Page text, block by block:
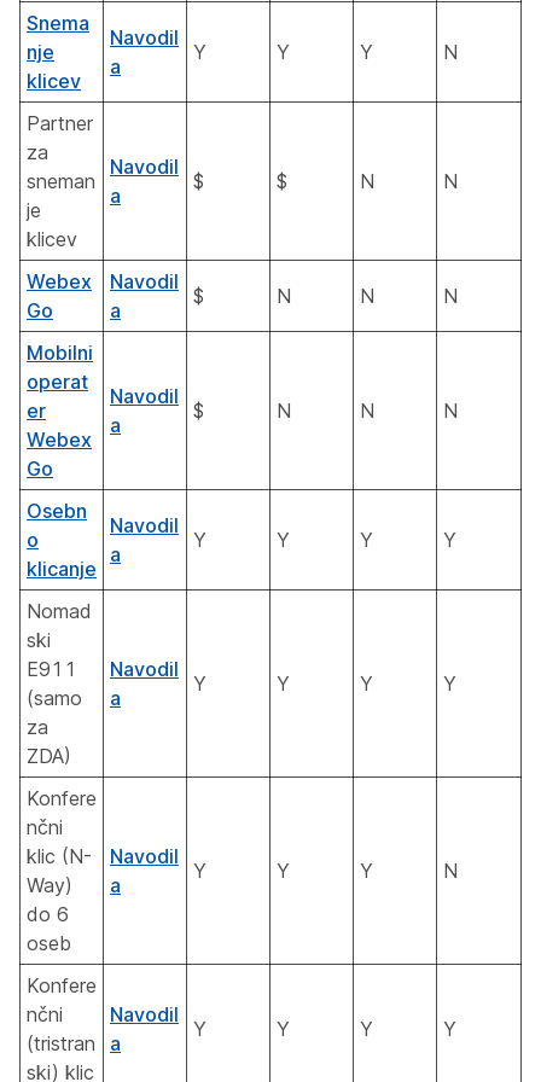
Snema
nje
klicev
Navodil
a
Y Y Y N
Partner
za
sneman
je
klicev
Navodil
a
$ $ N N
Webex
Go
Navodil
a
$ N N N
Mobilni
operat
er
Webex
Go
Navodil
a
$ N N N
Osebn
o
klicanje
Navodil
a
Y Y Y Y
Nomad
ski
E911
(samo
za
ZDA)
Navodil
a
Y Y Y Y
Konfere
nčni
klic (N-
Way)
do 6
oseb
Navodil
a
Y Y Y N
Konfere
nčni
(tristran
ski) klic
Navodil
a
Y Y Y Y